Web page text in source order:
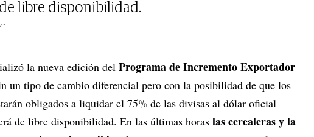
libre disponibilidad.
la nueva edición del Programa de Incremento Exportador
un tipo de cambio diferencial pero con la posibilidad de que los
obligados a liquidar el 75% de las divisas al dólar oficial
de libre disponibilidad. En las últimas horas las cerealeras y la